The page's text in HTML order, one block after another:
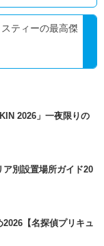
ティーの最高傑
2026」一夜限りの
別設置場所ガイド20
【名探偵プリキュ